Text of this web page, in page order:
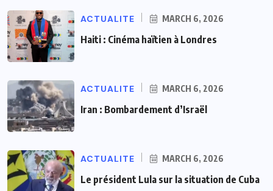
ACTUALITE MARCH 6, 2026
Haiti : Cinéma haïtien à Londres
ACTUALITE MARCH 6, 2026
Iran : Bombardement d’Israël
ACTUALITE MARCH 6, 2026
Le président Lula sur la situation de Cuba